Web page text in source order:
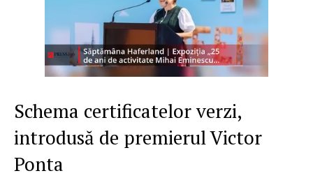
Schema certificatelor verzi,
introdusă de premierul Victor
Ponta